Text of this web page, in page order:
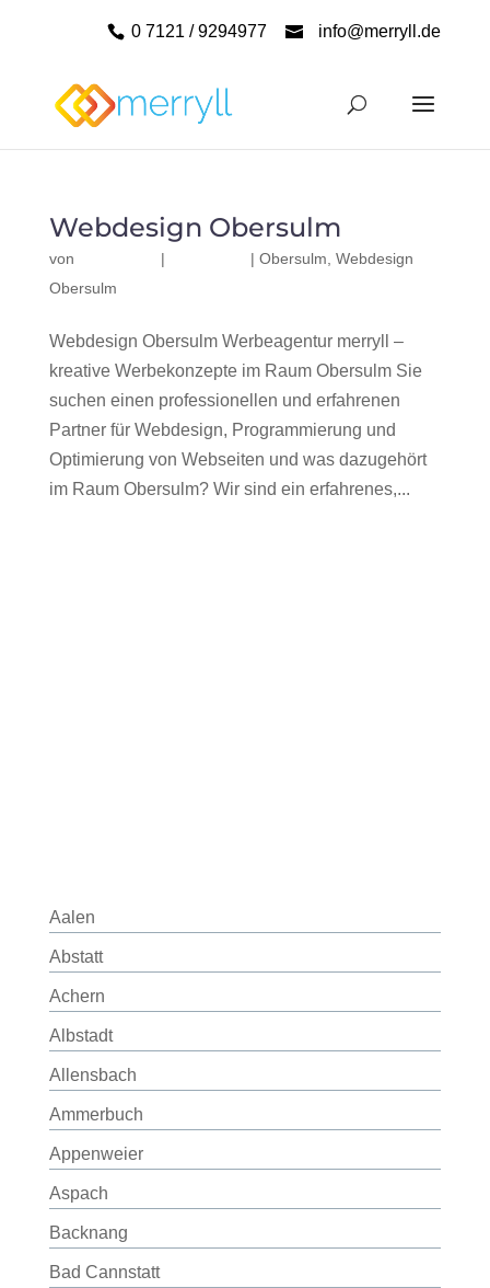
0 7121 / 9294977 info@merryll.de
Webdesign Obersulm
von | | Obersulm Webdesign
Obersulm
Webdesign Obersulm Werbeagentur merryll –
kreative Werbekonzepte im Raum Obersulm Sie
suchen einen professionellen und erfahrenen
Partner für Webdesign, Programmierung und
Optimierung von Webseiten und was dazugehört
im Raum Obersulm? Wir sind ein erfahrenes,...
Aalen
Abstatt
Achern
Albstadt
Allensbach
Ammerbuch
Appenweier
Aspach
Backnang
Bad Cannstatt